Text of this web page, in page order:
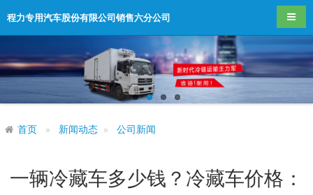
程力专用汽车股份有限公司销售六分公司 导航
首页 新闻动态 公司新闻
一辆冷藏车多少钱？冷藏车价格：